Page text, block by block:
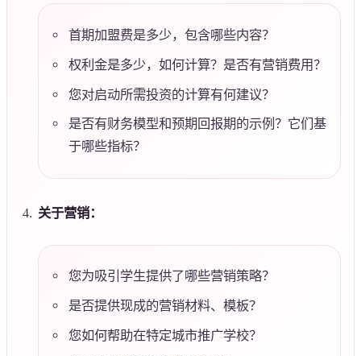
首期加盟费是多少，包含哪些内容？
权利金是多少，如何计算？是否有营销费用？
您对启动所需投资的计算有何建议？
是否有财务模型和预期回报期的示例？它们基
于哪些指标？
关于营销：
您为吸引学生提供了哪些营销策略？
是否提供现成的营销材料、模板？
您如何帮助在特定城市推广学校？